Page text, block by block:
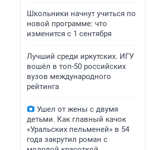
Школьники начнут учиться по
новой программе: что
изменится с 1 сентября
Лучший среди иркутских. ИГУ
вошёл в топ-50 российских
вузов международного
рейтинга
Ушел от жены с двумя
детьми. Как главный качок
«Уральских пельменей» в 54
года закрутил роман с